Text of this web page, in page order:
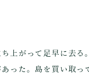
上がって足早に去る。
った。島を買い取っ